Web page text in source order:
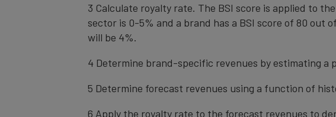
3 Calculate royalty rate. The BSI score is applied to
sector is 0-5% and a brand has a BSI score of 80
will be 4%.
4 Determine brand-specific revenues by estimating
5 Determine forecast revenues using a function of
6 Apply the royalty rate to the forecast revenues to